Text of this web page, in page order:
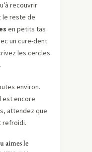
recouvrir
le reste de
en petits tas
un cure-dent
les cercles
environ.
est encore
attendez que
refroidi.
aimes le